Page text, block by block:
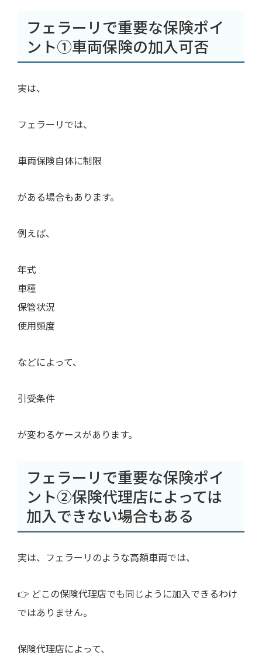
フェラーリで重要な保険ポイ
ント①車両保険の加入可否
実は、
フェラーリでは、
車両保険自体に制限
がある場合もあります。
例えば、
年式
車種
保管状況
使用頻度
などによって、
引受条件
が変わるケースがあります。
フェラーリで重要な保険ポイ
ント②保険代理店によっては
加入できない場合もある
実は、フェラーリのような高額車両では、
👉 どこの保険代理店でも同じように加入できるわけ
ではありません。
保険代理店によって、